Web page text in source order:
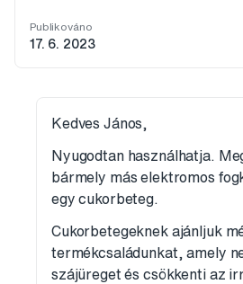
Publikováno
17. 6. 2023
Kedves János,
Nyugodtan használhatja.
bármely más elektromos
egy cukorbeteg.
Cukorbetegeknek ajánljuk
termékcsaládunkat, amely
szájüreget és csökkenti az